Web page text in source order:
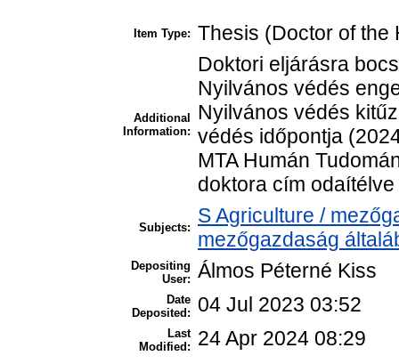
Item Type: Thesis (Doctor of the
Additional
Information:
Doktori eljárásra
Nyilvános védés
Nyilvános védés
védés időpontja
MTA Humán
doktora cím
Subjects:
S Agriculture /
mezőgazdaság
Depositing
User: Álmos Péterné Kiss
Date
Deposited:
04 Jul 2023 03:52
Last
Modified:
24 Apr 2024 08:29